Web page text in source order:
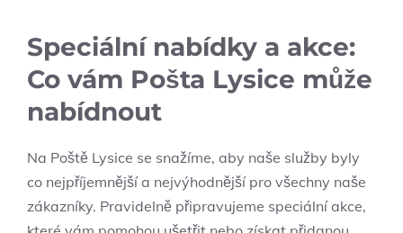
Speciální nabídky a akce:
Co vám Pošta Lysice může
nabídnout
Na Poště Lysice se snažíme, aby naše služby byly
co nejpříjemnější a nejvýhodnější pro všechny naše
zákazníky. Pravidelně připravujeme speciální akce,